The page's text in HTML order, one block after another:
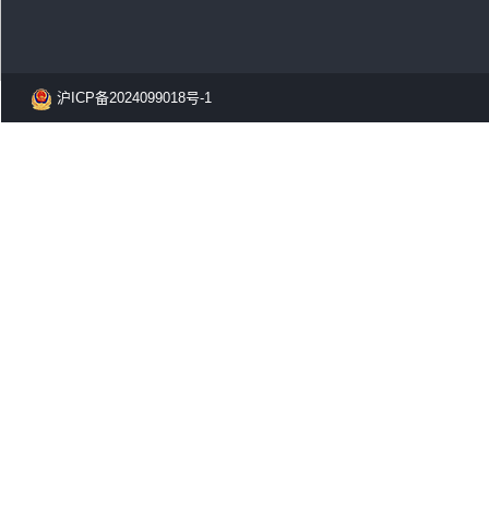
沪ICP备2024099018号-1